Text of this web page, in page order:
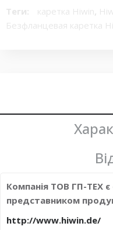
Теги: каретка Hiwin,
Безфланцевая каретка
миниатюрная каретка
Компанія ТОВ ГП-ТЕХ
представником
http://www.hiwin.de/